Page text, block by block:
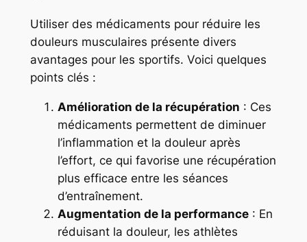
Utiliser des médicaments pour réduire les
douleurs musculaires présente divers
avantages pour les sportifs. Voici quelques
points clés :
Amélioration de la récupération : Ces
médicaments permettent de diminuer
l’inflammation et la douleur après
l’effort, ce qui favorise une récupération
plus efficace entre les séances
d’entraînement.
Augmentation de la performance: En
réduisant la douleur, les athlètes